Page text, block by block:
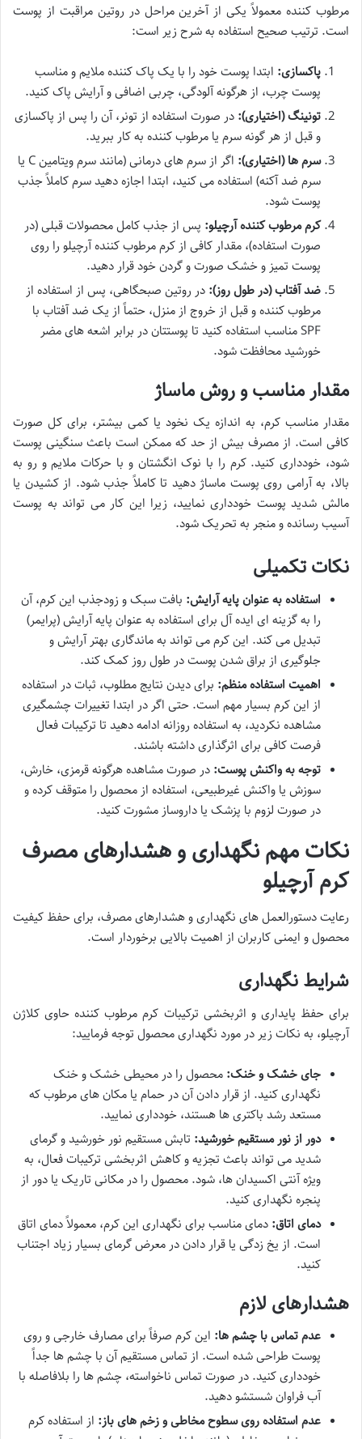
مرطوب کننده معمولاً یکی از آخرین مراحل در روتین مراقبت از پوست
است. ترتیب صحیح استفاده به شرح زیر است:
پاکسازی: ابتدا پوست خود را با یک پاک کننده ملایم و مناسب
پوست چرب، از هرگونه آلودگی، چربی اضافی و آرایش پاک کنید.
تونینگ (اختیاری): در صورت استفاده از تونر، آن را پس از پاکسازی
و قبل از هر گونه سرم یا مرطوب کننده به کار ببرید.
سرم ها (اختیاری):
اگر از سرم های درمانی (مانند سرم ویتامین C یا
سرم ضد آکنه) استفاده می کنید، ابتدا اجازه دهید سرم کاملاً جذب
پوست شود.
کرم مرطوب کننده آرچیلو: پس از جذب کامل محصولات قبلی (در
صورت استفاده)، مقدار کافی از کرم مرطوب کننده آرچیلو را روی
پوست تمیز و خشک صورت و گردن خود قرار دهید.
ضد آفتاب (در طول روز): در روتین صبحگاهی، پس از استفاده از
مرطوب کننده و قبل از خروج از منزل، حتماً از یک ضد آفتاب با
SPF مناسب استفاده کنید تا پوستتان در برابر اشعه های مضر
خورشید محافظت شود.
مقدار مناسب و روش ماساژ
مقدار مناسب کرم، به اندازه یک نخود یا کمی بیشتر، برای کل صورت
کافی است. از مصرف بیش از حد که ممکن است باعث سنگینی پوست
شود، خودداری کنید. کرم را با نوک انگشتان و با حرکات ملایم و رو به
بالا، به آرامی روی پوست ماساژ دهید تا کاملاً جذب شود. از کشیدن یا
مالش شدید پوست خودداری نمایید، زیرا این کار می تواند به پوست
آسیب رسانده و منجر به تحریک شود.
نکات تکمیلی
استفاده به عنوان پایه آرایش: بافت سبک و زودجذب این کرم، آن
را به گزینه ای ایده آل برای استفاده به عنوان پایه آرایش (پرایمر)
تبدیل می کند. این کرم می تواند به ماندگاری بهتر آرایش و
جلوگیری از براق شدن پوست در طول روز کمک کند.
اهمیت استفاده منظم: برای دیدن نتایج مطلوب، ثبات در استفاده
از این کرم بسیار مهم است. حتی اگر در ابتدا تغییرات چشمگیری
مشاهده نکردید، به استفاده روزانه ادامه دهید تا ترکیبات فعال
فرصت کافی برای اثرگذاری داشته باشند.
توجه به واکنش پوست: در صورت مشاهده هرگونه قرمزی، خارش،
سوزش یا واکنش غیرطبیعی، استفاده از محصول را متوقف کرده و
در صورت لزوم با پزشک یا داروساز مشورت کنید.
نکات مهم نگهداری و هشدارهای مصرف
کرم آرچیلو
رعایت دستورالعمل های نگهداری و هشدارهای مصرف، برای حفظ کیفیت
محصول و ایمنی کاربران از اهمیت بالایی برخوردار است.
شرایط نگهداری
برای حفظ پایداری و اثربخشی ترکیبات کرم مرطوب کننده حاوی کلاژن
آرچیلو، به نکات زیر در مورد نگهداری محصول توجه فرمایید:
جای خشک و خنک: محصول را در محیطی خشک و خنک
نگهداری کنید. از قرار دادن آن در حمام یا مکان های مرطوب که
مستعد رشد باکتری ها هستند، خودداری نمایید.
دور از نور مستقیم خورشید: تابش مستقیم نور خورشید و گرمای
شدید می تواند باعث تجزیه و کاهش اثربخشی ترکیبات فعال، به
ویژه آنتی اکسیدان ها، شود. محصول را در مکانی تاریک یا دور از
پنجره نگهداری کنید.
دمای اتاق: دمای مناسب برای نگهداری این کرم، معمولاً دمای اتاق
است. از یخ زدگی یا قرار دادن در معرض گرمای بسیار زیاد اجتناب
کنید.
هشدارهای لازم
عدم تماس با چشم ها: این کرم صرفاً برای مصارف خارجی و روی
پوست طراحی شده است. از تماس مستقیم آن با چشم ها جداً
خودداری کنید. در صورت تماس ناخواسته، چشم ها را بلافاصله با
آب فراوان شستشو دهید.
عدم استفاده روی سطوح مخاطی و زخم های باز: از استفاده کرم